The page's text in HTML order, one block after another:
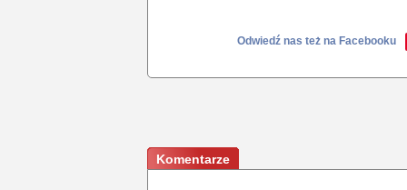
Odwiedź nas też na Facebooku
Komentarze